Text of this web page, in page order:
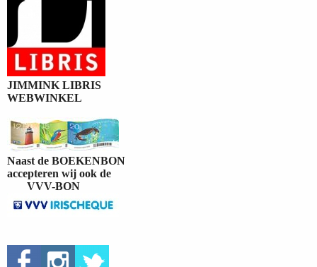
JIMMINK LIBRIS
WEBWINKEL
Naast de BOEKENBON
accepteren wij ook de
VVV-BON